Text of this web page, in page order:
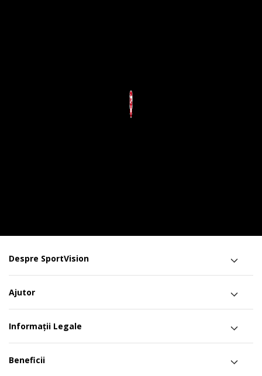
Despre SportVision
Ajutor
Informații Legale
Beneficii